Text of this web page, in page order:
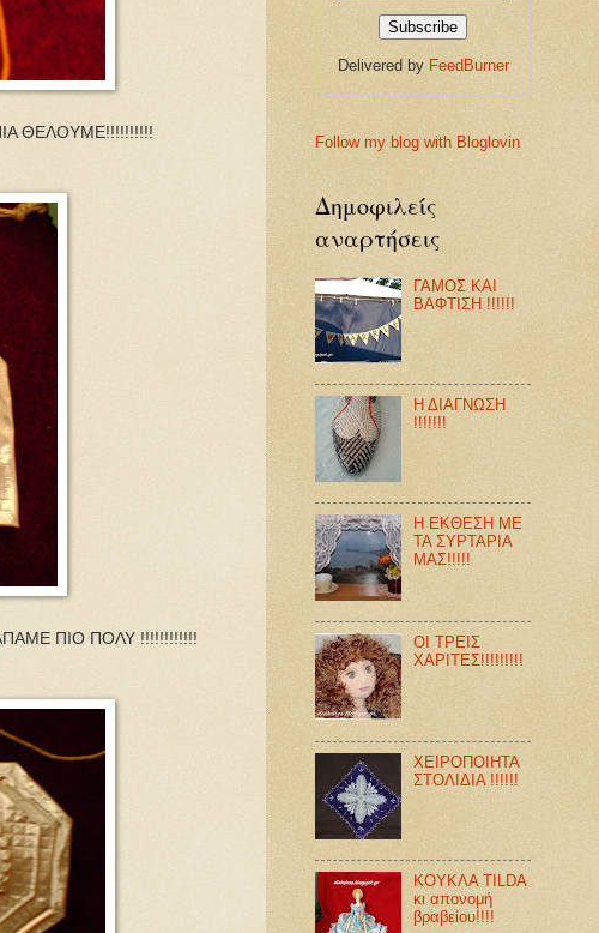
ΘΕΛΟΥΜΕ!!!!!!!!!!
ΠΙΟ ΠΟΛΥ !!!!!!!!!!!!
Delivered by FeedBurner
Follow my blog with Bloglovin
Δημοφιλείς
αναρτήσεις
ΓΑΜΟΣ ΚΑΙ
ΒΑΦΤΙΣΗ !!!!!!
Η ΔΙΑΓΝΩΣΗ
!!!!!!!
Η ΕΚΘΕΣΗ ΜΕ
ΤΑ ΣΥΡΤΑΡΙΑ
ΜΑΣ!!!!!
ΟΙ ΤΡΕΙΣ
ΧΑΡΙΤΕΣ!!!!!!!!!
ΧΕΙΡΟΠΟΙΗΤΑ
ΣΤΟΛΙΔΙΑ !!!!!!
ΚΟΥΚΛΑ TILDA
κι απονομή
βραβείου!!!!